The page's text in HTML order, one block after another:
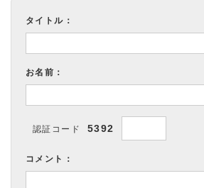
タイトル：
お名前：
認証コード 5392
コメント：